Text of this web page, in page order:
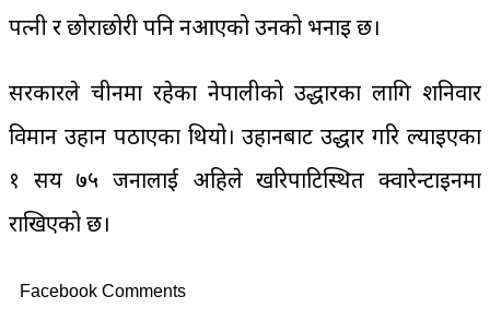
पत्नी र छोराछोरी पनि नआएको उनको भनाइ छ।
सरकारले चीनमा रहेका नेपालीको उद्धारका लागि शनिवार
विमान उहान पठाएका थियो। उहानबाट उद्धार गरि ल्याइएका
१ सय ७५ जनालाई अहिले खरिपाटिस्थित क्वारेन्टाइनमा
राखिएको छ।
Facebook Comments